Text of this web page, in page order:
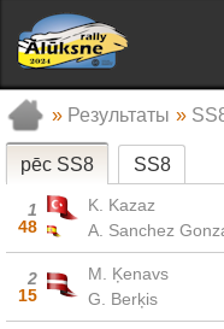
» Результаты »
pēc SS8 SS8
1
48
K. Kazaz
A. Sanchez
2
15
M. Ķenavs
G. Berķis